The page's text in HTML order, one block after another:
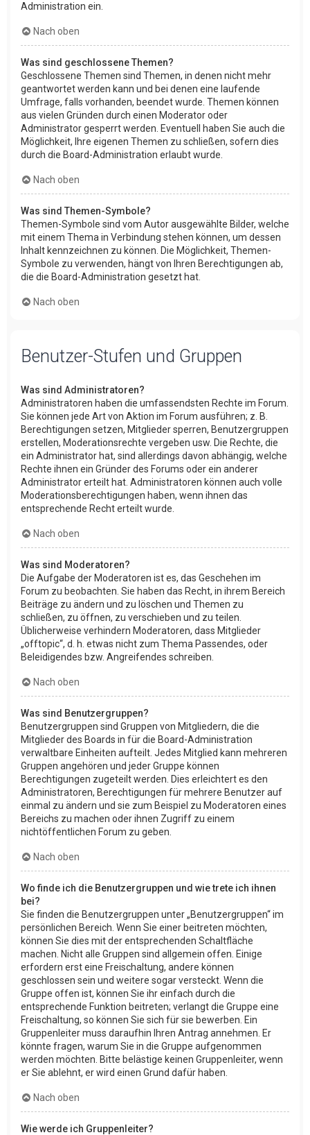
Administration ein.
Nach oben
Was sind geschlossene Themen?
Geschlossene Themen sind Themen, in denen nicht mehr
geantwortet werden kann und bei denen eine laufende
Umfrage, falls vorhanden, beendet wurde. Themen können
aus vielen Gründen durch einen Moderator oder
Administrator gesperrt werden. Eventuell haben Sie auch die
Möglichkeit, Ihre eigenen Themen zu schließen, sofern dies
durch die Board-Administration erlaubt wurde.
Nach oben
Was sind Themen-Symbole?
Themen-Symbole sind vom Autor ausgewählte Bilder, welche
mit einem Thema in Verbindung stehen können, um dessen
Inhalt kennzeichnen zu können. Die Möglichkeit, Themen-
Symbole zu verwenden, hängt von Ihren Berechtigungen ab,
die die Board-Administration gesetzt hat.
Nach oben
Benutzer-Stufen und Gruppen
Was sind Administratoren?
Administratoren haben die umfassendsten Rechte im Forum.
Sie können jede Art von Aktion im Forum ausführen; z. B.
Berechtigungen setzen, Mitglieder sperren, Benutzergruppen
erstellen, Moderationsrechte vergeben usw. Die Rechte, die
ein Administrator hat, sind allerdings davon abhängig, welche
Rechte ihnen ein Gründer des Forums oder ein anderer
Administrator erteilt hat. Administratoren können auch volle
Moderationsberechtigungen haben, wenn ihnen das
entsprechende Recht erteilt wurde.
Nach oben
Was sind Moderatoren?
Die Aufgabe der Moderatoren ist es, das Geschehen im
Forum zu beobachten. Sie haben das Recht, in ihrem Bereich
Beiträge zu ändern und zu löschen und Themen zu
schließen, zu öffnen, zu verschieben und zu teilen.
Üblicherweise verhindern Moderatoren, dass Mitglieder
„offtopic“, d. h. etwas nicht zum Thema Passendes, oder
Beleidigendes bzw. Angreifendes schreiben.
Nach oben
Was sind Benutzergruppen?
Benutzergruppen sind Gruppen von Mitgliedern, die die
Mitglieder des Boards in für die Board-Administration
verwaltbare Einheiten aufteilt. Jedes Mitglied kann mehreren
Gruppen angehören und jeder Gruppe können
Berechtigungen zugeteilt werden. Dies erleichtert es den
Administratoren, Berechtigungen für mehrere Benutzer auf
einmal zu ändern und sie zum Beispiel zu Moderatoren eines
Bereichs zu machen oder ihnen Zugriff zu einem
nichtöffentlichen Forum zu geben.
Nach oben
Wo finde ich die Benutzergruppen und wie trete ich ihnen
bei?
Sie finden die Benutzergruppen unter „Benutzergruppen“ im
persönlichen Bereich. Wenn Sie einer beitreten möchten,
können Sie dies mit der entsprechenden Schaltfläche
machen. Nicht alle Gruppen sind allgemein offen. Einige
erfordern erst eine Freischaltung, andere können
geschlossen sein und weitere sogar versteckt. Wenn die
Gruppe offen ist, können Sie ihr einfach durch die
entsprechende Funktion beitreten; verlangt die Gruppe eine
Freischaltung, so können Sie sich für sie bewerben. Ein
Gruppenleiter muss daraufhin Ihren Antrag annehmen. Er
könnte fragen, warum Sie in die Gruppe aufgenommen
werden möchten. Bitte belästige keinen Gruppenleiter, wenn
er Sie ablehnt, er wird einen Grund dafür haben.
Nach oben
Wie werde ich Gruppenleiter?